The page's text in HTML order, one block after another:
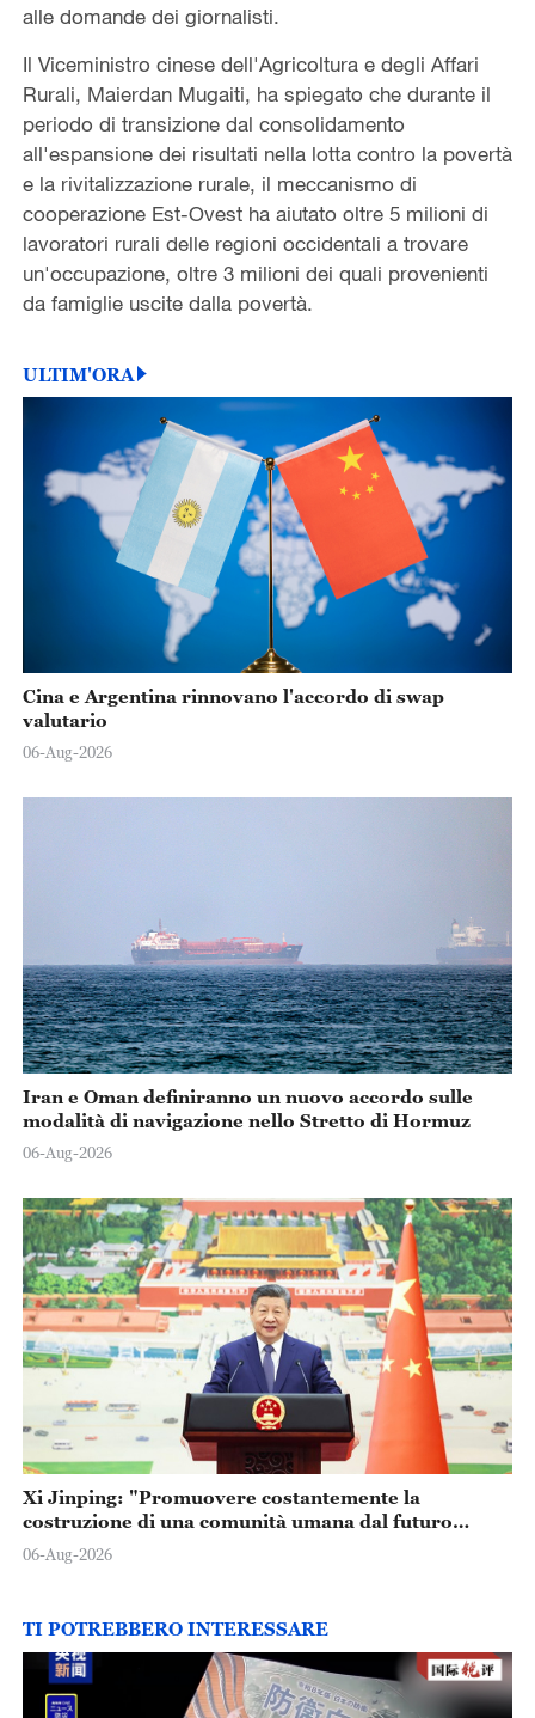
alle domande dei giornalisti.
Il Viceministro cinese dell'Agricoltura e degli Affari
Rurali, Maierdan Mugaiti, ha spiegato che durante il
periodo di transizione dal consolidamento
all'espansione dei risultati nella lotta contro la povertà
e la rivitalizzazione rurale, il meccanismo di
cooperazione Est-Ovest ha aiutato oltre 5 milioni di
lavoratori rurali delle regioni occidentali a trovare
un'occupazione, oltre 3 milioni dei quali provenienti
da famiglie uscite dalla povertà.
ULTIM'ORA
Cina e Argentina rinnovano l'accordo di swap
valutario
06-Aug-2026
Iran e Oman definiranno un nuovo accordo sulle
modalità di navigazione nello Stretto di Hormuz
06-Aug-2026
Xi Jinping: "Promuovere costantemente la
costruzione di una comunità umana dal futuro
condiviso"
06-Aug-2026
TI POTREBBERO INTERESSARE